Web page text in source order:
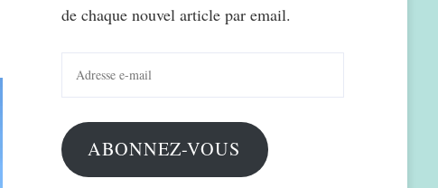
de chaque nouvel article par email.
mail
ABONNEZ-VOUS